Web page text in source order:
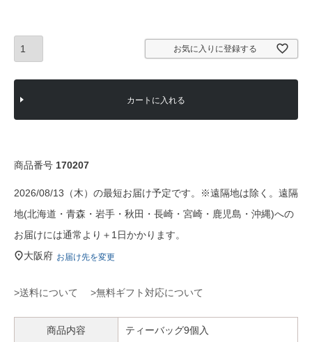
お気に入りに登録する
カートに入れる
商品番号 170207
2026/08/13（木）の最短お届け予定です。※遠隔地は除く。遠隔
地(北海道・青森・岩手・秋田・長崎・宮崎・鹿児島・沖縄)への
お届けには通常より＋1日かかります。
大阪府 お届け先を変更
>送料について >無料ギフト対応について
商品内容 ティーバッグ9個入